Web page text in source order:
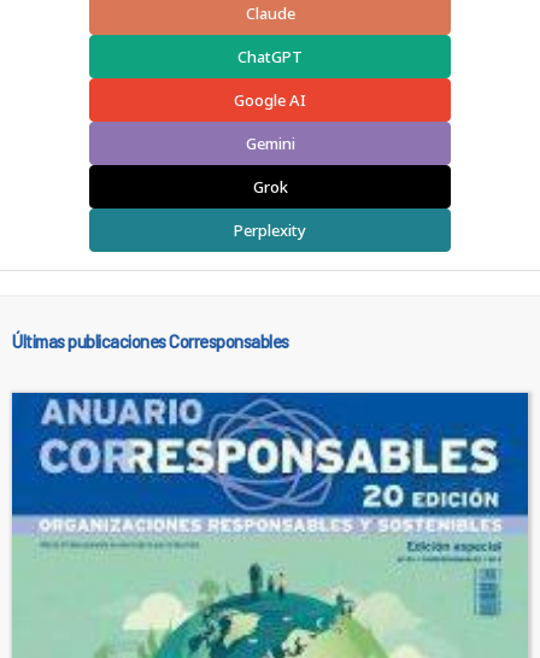
Claude
ChatGPT
Google AI
Gemini
Grok
Perplexity
Últimas publicaciones Corresponsables